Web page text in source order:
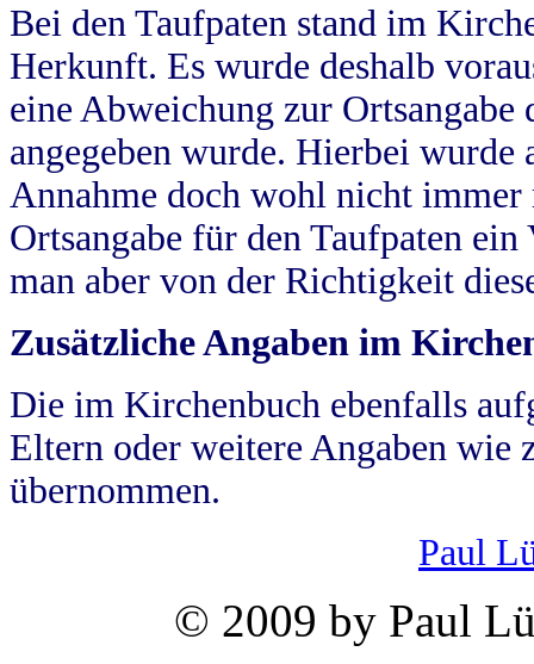
Bei den Taufpaten stand im
Herkunft. Es wurde deshalb
eine Abweichung zur
angegeben wurde. Hierbei wurde
Annahme doch wohl nicht
Ortsangabe für den Taufpaten
man aber von der Richtigkeit
Zusätzliche Angaben im
Die im Kirchenbuch ebenfalls
Eltern oder weitere Angaben wie
übernommen.
Paul
© 2009 by Paul